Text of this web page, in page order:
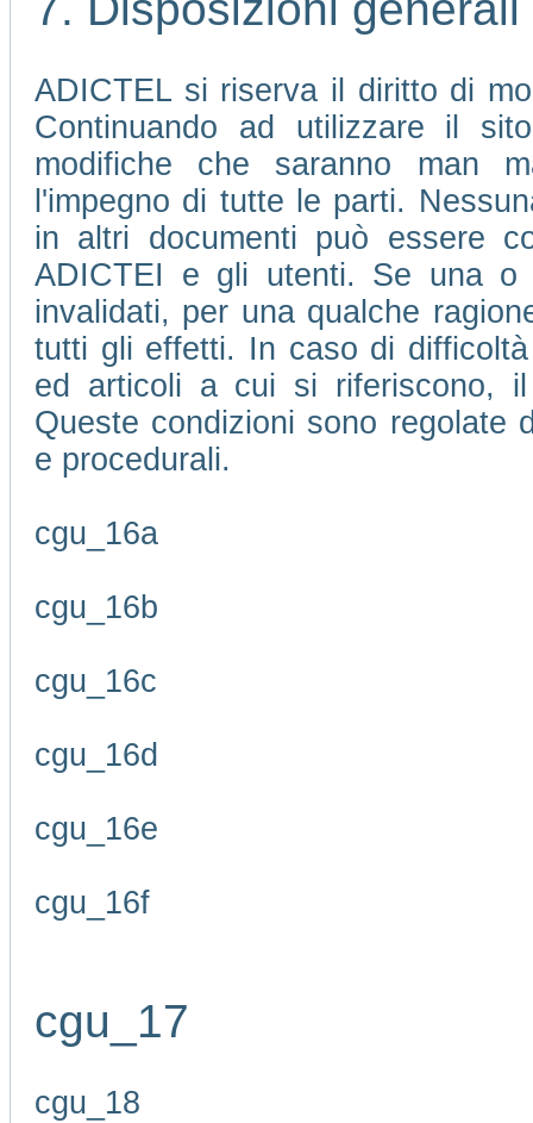
ADICTEL si riserva il diritto di
Continuando ad utilizzare il
modifiche che saranno man
l'impegno di tutte le parti.
in altri documenti può essere
ADICTEI e gli utenti. Se una o
invalidati, per una qualche
tutti gli effetti. In caso di
ed articoli a cui si riferiscono,
Queste condizioni sono regolate
e procedurali.
cgu_16a
cgu_16b
cgu_16c
cgu_16d
cgu_16e
cgu_16f
cgu_17
cgu_18